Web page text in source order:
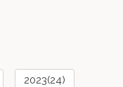
2023(24)